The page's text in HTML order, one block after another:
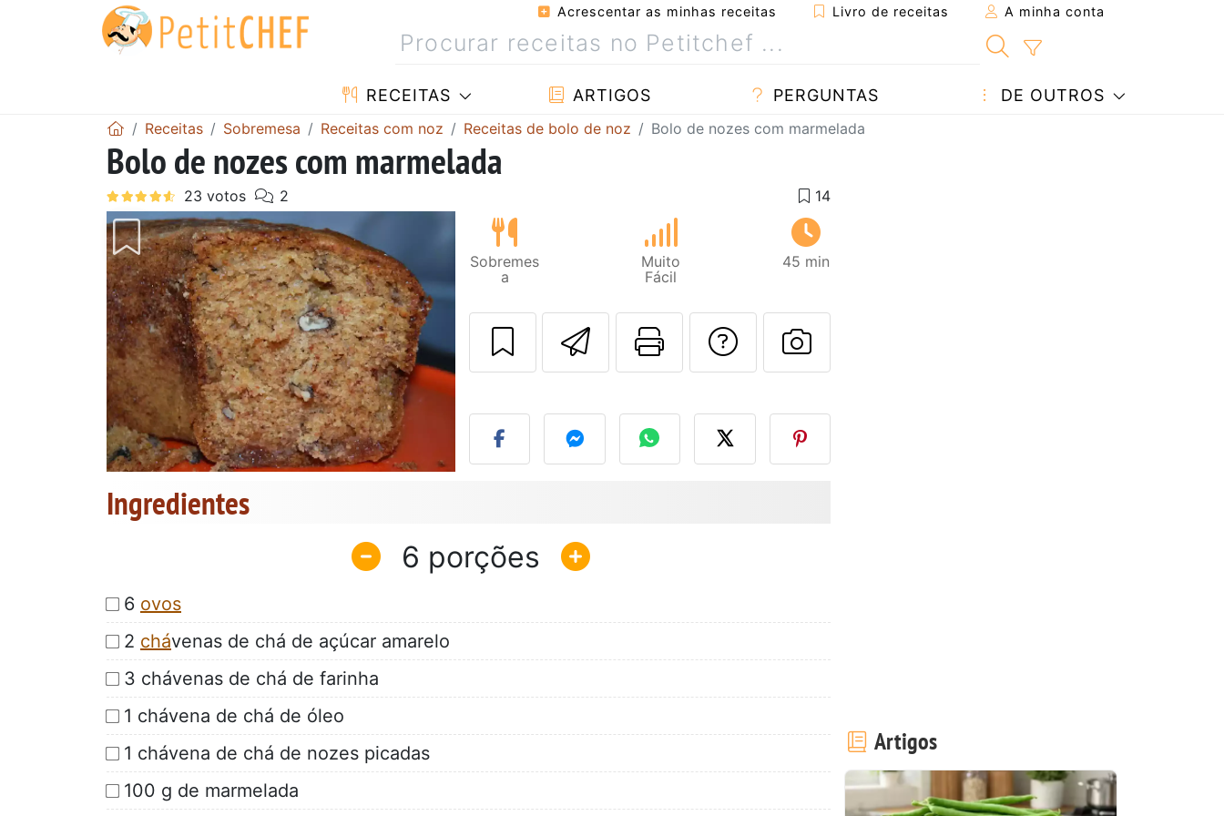
Acrescentar as minhas receitas Livro de receitas A minha conta
RECEITAS ARTIGOS PERGUNTAS DE OUTROS
Receitas Sobremesa Receitas com noz Receitas de bolo de noz Bolo de nozes com marmelada
Bolo de nozes com marmelada
Sobremes
a
Muito
Fácil
45 min
Enviar esta receita a um amigo
Imprima esta página
Falar com o autor da receita
Fez esta receita? Compartilhe
Ingredientes
6
6 ovos
2 chávenas de chá de açúcar amarelo
3 chávenas de chá de farinha
1 chávena de chá de óleo
1 chávena de chá de nozes picadas
100 g de marmelada
Artigos